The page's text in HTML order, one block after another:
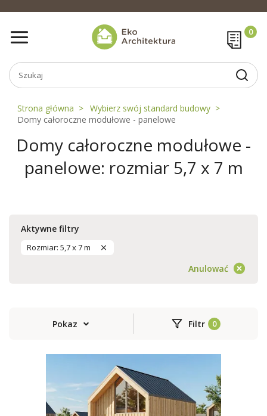
Strona główna
Wybierz swój standard budowy
Domy całoroczne modułowe - panelowe
Domy całoroczne modułowe -
panelowe: rozmiar 5,7 x 7 m
Aktywne filtry
Rozmiar: 5,7 x 7 m
Anulować
Pokaz Filtr